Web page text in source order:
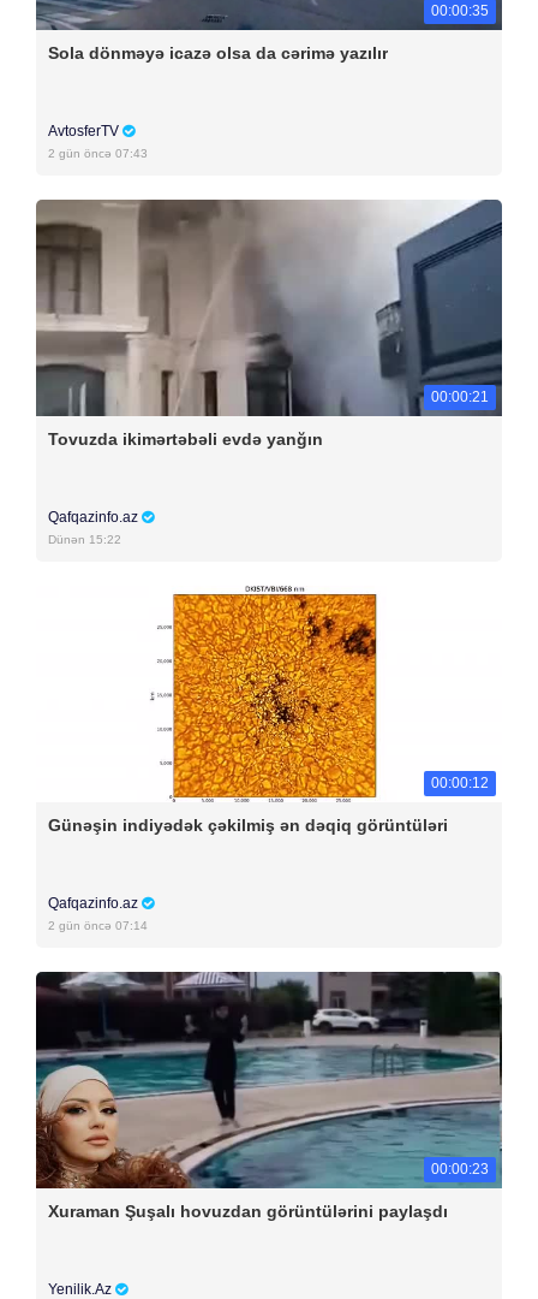
00:00:35
Sola dönməyə icazə olsa da cərimə yazılır
AvtosferTV
2 gün öncə 07:43
00:00:21
Tovuzda ikimərtəbəli evdə yanğın
Qafqazinfo.az
Dünən 15:22
00:00:12
Günəşin indiyədək çəkilmiş ən dəqiq görüntüləri
Qafqazinfo.az
2 gün öncə 07:14
00:00:23
Xuraman Şuşalı hovuzdan görüntülərini paylaşdı
Yenilik.Az